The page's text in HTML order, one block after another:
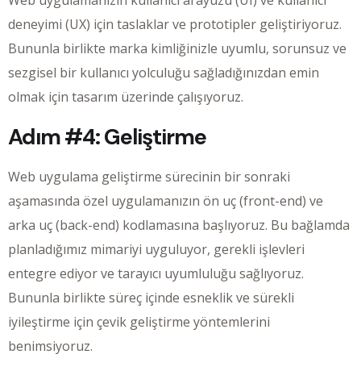
deneyimi (UX) için taslaklar ve prototipler geliştiriyoruz.
Bununla birlikte marka kimliğinizle uyumlu, sorunsuz ve
sezgisel bir kullanıcı yolculuğu sağladığınızdan emin
olmak için tasarım üzerinde çalışıyoruz.
Adım #4: Geliştirme
Web uygulama geliştirme sürecinin bir sonraki
aşamasında özel uygulamanızın ön uç (front-end) ve
arka uç (back-end) kodlamasına başlıyoruz. Bu bağlamda
planladığımız mimariyi uyguluyor, gerekli işlevleri
entegre ediyor ve tarayıcı uyumluluğu sağlıyoruz.
Bununla birlikte süreç içinde esneklik ve sürekli
iyileştirme için çevik geliştirme yöntemlerini
benimsiyoruz.